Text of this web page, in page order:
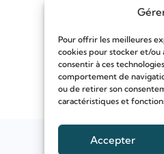
Pour offrir les meilleures
cookies pour stocker et/ou
consentir à ces
comportement de
ou de retirer son
caractéristiques et
Accepter